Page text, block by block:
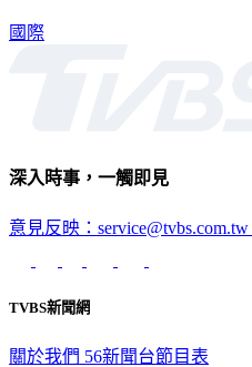
國際
深入時事，一觸即見
意見反映：service@tvbs.com.tw
TVBS新聞網
關於我們 56新聞台節目表